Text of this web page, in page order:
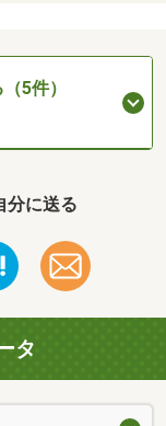
5件）
分に送る
タ